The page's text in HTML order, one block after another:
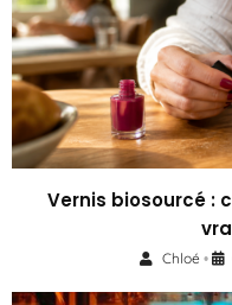
Vernis biosourcé :
Chloé •